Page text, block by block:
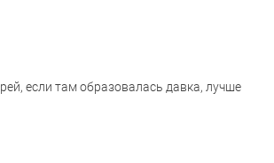
если там образовалась давка, лучше